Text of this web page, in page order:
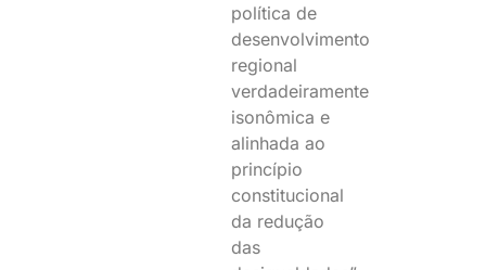
política de
desenvolvimento
regional
verdadeiramente
isonômica e
alinhada ao
princípio
constitucional
da redução
das